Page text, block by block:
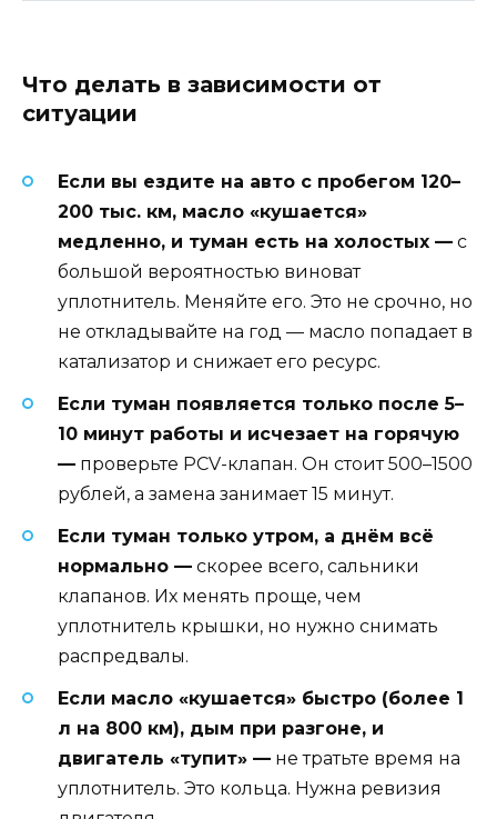
Что делать в зависимости от
ситуации
Если вы ездите на авто с пробегом 120–
200 тыс. км, масло «кушается»
медленно, и туман есть на холостых — с
большой вероятностью виноват
уплотнитель. Меняйте его. Это не срочно, но
не откладывайте на год — масло попадает в
катализатор и снижает его ресурс.
Если туман появляется только после 5–
10 минут работы и исчезает на горячую
— проверьте PCV-клапан. Он стоит 500–1500
рублей, а замена занимает 15 минут.
Если туман только утром, а днём всё
нормально — скорее всего, сальники
клапанов. Их менять проще, чем
уплотнитель крышки, но нужно снимать
распредвалы.
Если масло «кушается» быстро (более 1
л на 800 км), дым при разгоне, и
двигатель «тупит» — не тратьте время на
уплотнитель. Это кольца. Нужна ревизия